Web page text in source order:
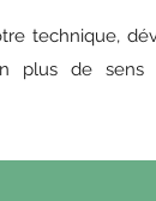
technique,
plus de sens